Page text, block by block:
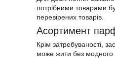
потрібними товарами
перевірених товарів.
Асортимент
Крім затребуваності,
може жити без модного